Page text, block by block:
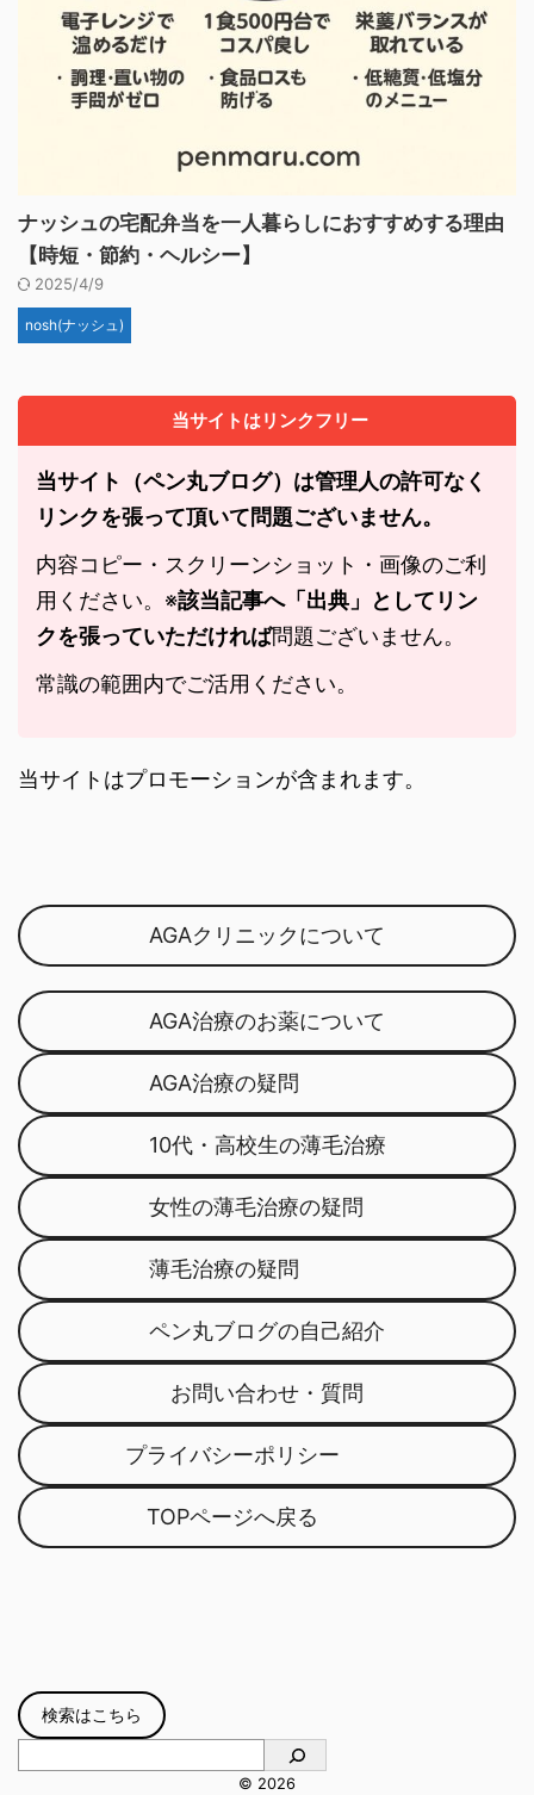
ナッシュの宅配弁当を一人暮らしにおすすめする理由
【時短・節約・ヘルシー】
2025/4/9
nosh(ナッシュ)
当サイトはリンクフリー
当サイト（ペン丸ブログ）は管理人の許可なく
リンクを張って頂いて問題ございません。
内容コピー・スクリーンショット・画像のご利
用ください。※該当記事へ「出典」としてリン
クを張っていただければ問題ございません。
常識の範囲内でご活用ください。
当サイトはプロモーションが含まれます。
AGAクリニックについて
AGA治療のお薬について
AGA治療の疑問
10代・高校生の薄毛治療
女性の薄毛治療の疑問
薄毛治療の疑問
ペン丸ブログの自己紹介
お問い合わせ・質問
プライバシーポリシー
TOPページへ戻る
検索はこちら
© 2026